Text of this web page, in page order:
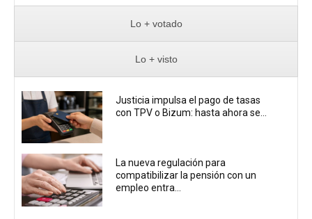
Lo + votado
Lo + visto
Justicia impulsa el pago de tasas
con TPV o Bizum: hasta ahora se...
La nueva regulación para
compatibilizar la pensión con un
empleo entra...